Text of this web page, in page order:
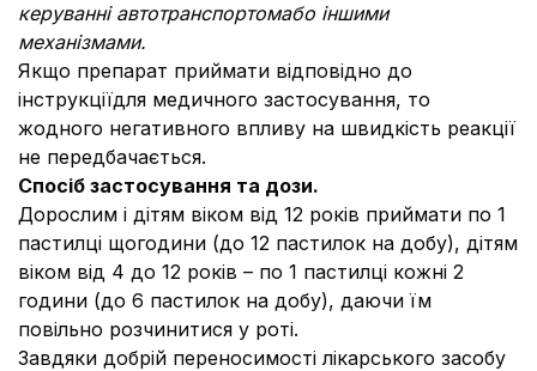
керуванні автотранспортомабо іншими
механізмами.
Якщо препарат приймати відповідно до
інструкціїдля медичного застосування, то
жодного негативного впливу на швидкість реакції
не передбачається.
Спосіб застосування та дози.
Дорослим і дітям віком від 12 років приймати по 1
пастилці щогодини (до 12 пастилок на добу), дітям
віком від 4 до 12 років – по 1 пастилці кожні 2
години (до 6 пастилок на добу), даючи їм
повільно розчинитися у роті.
Завдяки добрій переносимості лікарського засобу